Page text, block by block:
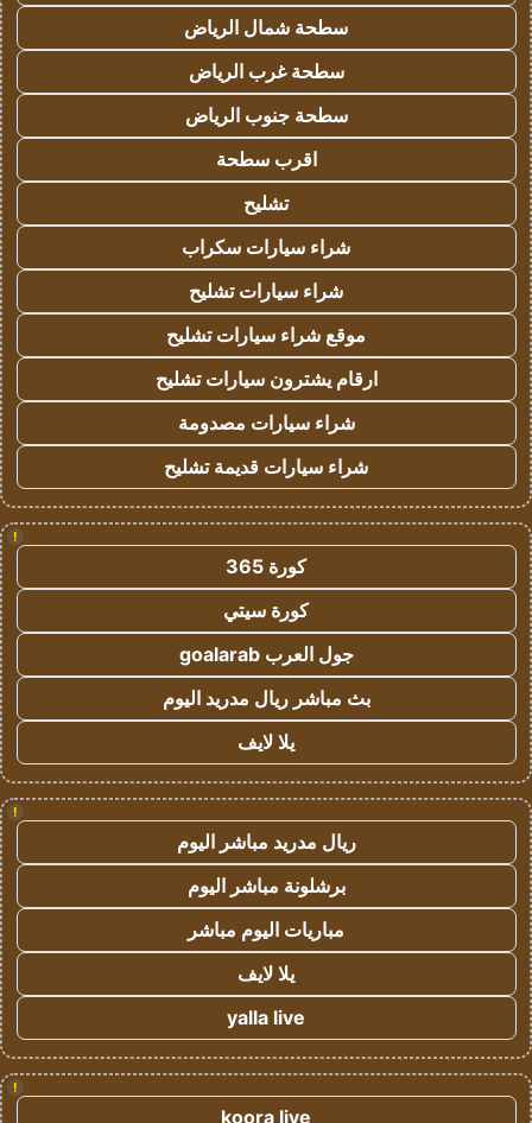
سطحة شمال الرياض
سطحة غرب الرياض
سطحة جنوب الرياض
اقرب سطحة
تشليح
شراء سيارات سكراب
شراء سيارات تشليح
موقع شراء سيارات تشليح
ارقام يشترون سيارات تشليح
شراء سيارات مصدومة
شراء سيارات قديمة تشليح
!
كورة 365
كورة سيتي
جول العرب goalarab
بث مباشر ريال مدريد اليوم
يلا لايف
!
ريال مدريد مباشر اليوم
برشلونة مباشر اليوم
مباريات اليوم مباشر
يلا لايف
yalla live
!
koora live